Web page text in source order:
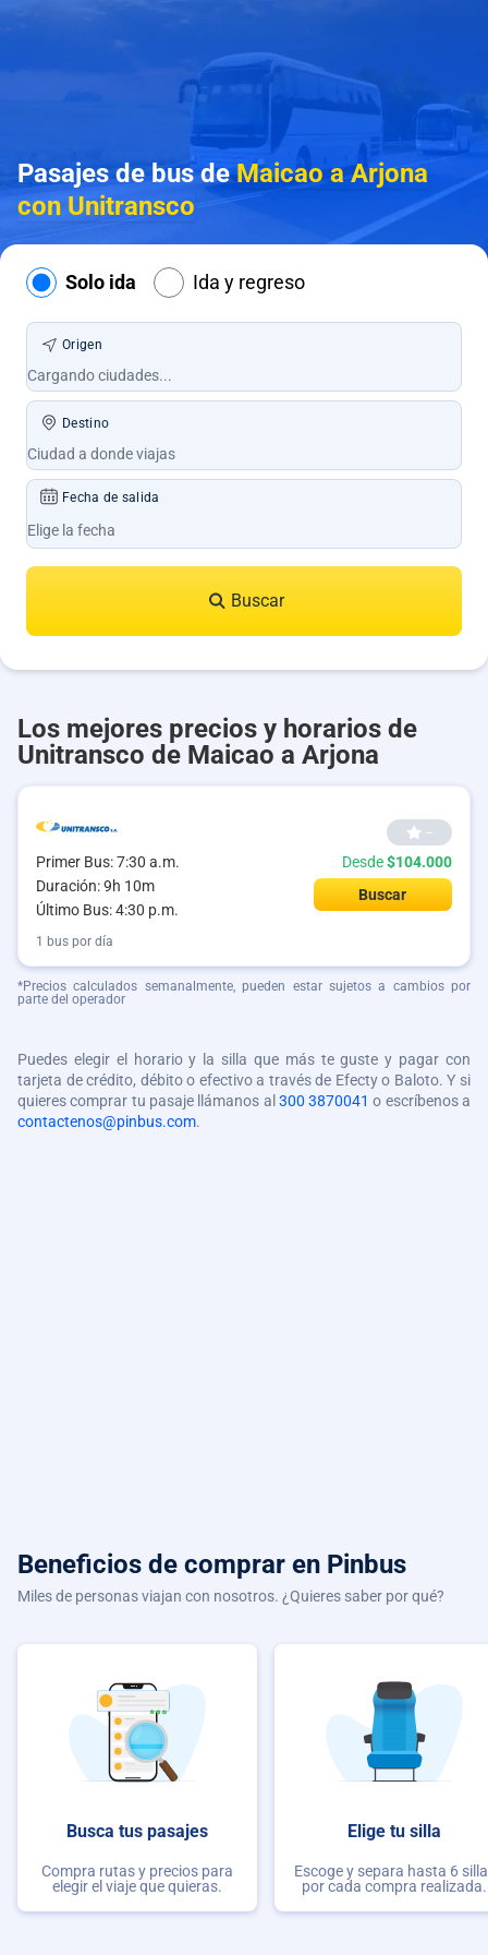
Pasajes de bus deMaicao a Arjona
con Unitransco
Solo ida Ida y regreso
Origen
Destino
Fecha de salida
Buscar
Los mejores precios y horarios de
Unitransco de Maicao a Arjona
Primer Bus: 7:30 a.m.
Duración: 9h 10m
Último Bus: 4:30 p.m.
--
Desde$104.000
Buscar
1 bus por día
*Precios calculados semanalmente, pueden estar sujetos a cambios por
parte del operador
Puedes elegir el horario y la silla que más te guste y pagar con
tarjeta de crédito, débito o efectivo a través de Efecty o Baloto. Y si
quieres comprar tu pasaje llámanos al300 3870041 o escríbenos a
contactenos@pinbus.com.
Beneficios de comprar en Pinbus
Miles de personas viajan con nosotros. ¿Quieres saber por qué?
Busca tus pasajes
Compra rutas y precios para
elegir el viaje que quieras.
Elige tu silla
Escoge y separa hasta 6
por cada compra realizada.